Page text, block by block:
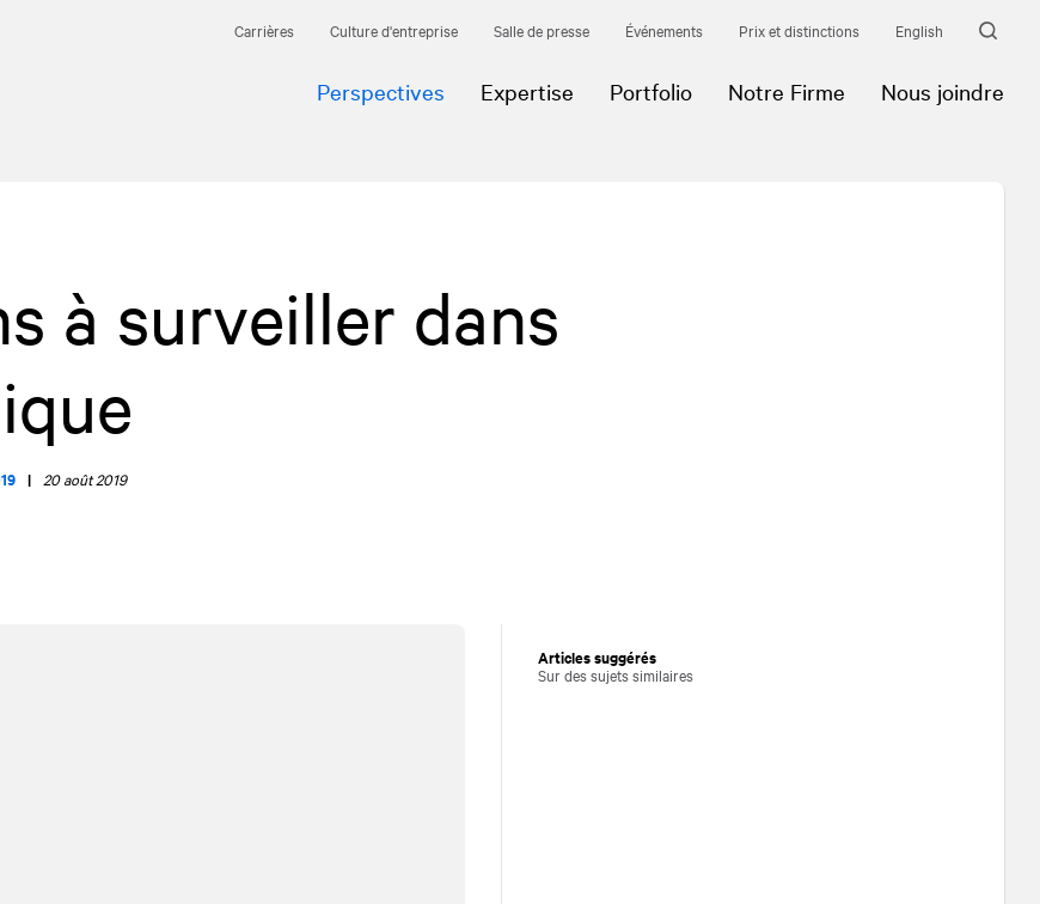
Carrières Culture d'entreprise Salle de presse Événements Prix et distinctions English
Perspectives Expertise Portfolio Notre Firme Nous joindre
à surveiller dans
| 20 août 2019
Articles suggérés
Sur des sujets similaires